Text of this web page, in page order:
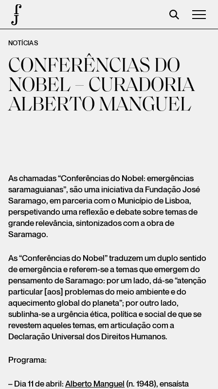
Foundation
Events
The foundation
Partners
Login
NOTÍCIAS
CONFERÊNCIAS DO
NOBEL – CURADORIA
ALBERTO MANGUEL
As chamadas “Conferências do Nobel: emergências
saramaguianas”, são uma iniciativa da Fundação José
Saramago, em parceria com o Município de Lisboa,
perspetivando uma reflexão e debate sobre temas de
grande relevância, sintonizados com a obra de
Saramago.
As “Conferências do Nobel” traduzem um duplo sentido
de emergência e referem-se a temas que emergem do
pensamento de Saramago: por um lado, dá-se “atenção
particular [aos] problemas do meio ambiente e do
aquecimento global do planeta”; por outro lado,
sublinha-se a urgência ética, política e social de que se
revestem aqueles temas, em articulação com a
Declaração Universal dos Direitos Humanos.
Programa:
– Dia 11 de abril: Alberto Manguel (n. 1948), ensaísta